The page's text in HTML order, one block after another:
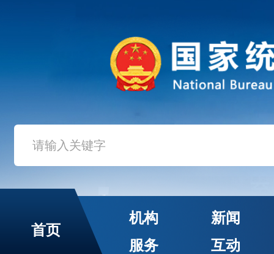
首页
机构
新闻
服务
互动